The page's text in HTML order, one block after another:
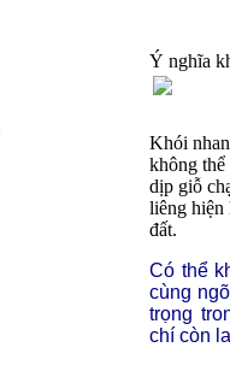
Ý nghĩa
Khói
không thể
dịp giỗ
liêng hiện
đất.
Có thể
cùng
trọng
chí còn